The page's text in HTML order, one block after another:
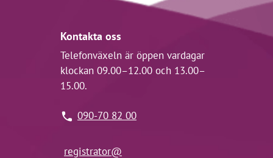
Kontakta oss
Telefonväxeln är öppen vardagar
klockan 09.00–12.00 och 13.00–
15.00.
090-70 82 00
registrator@